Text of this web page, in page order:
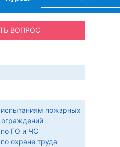
ВОПРОС
испытаниям пожарных
ограждений
по ГО и ЧС
охране труда